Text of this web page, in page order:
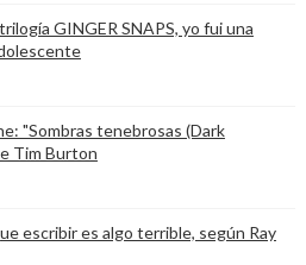
GINGER SNAPS, yo fui una
"Sombras tenebrosas (Dark
Tim Burton
escribir es algo terrible, según Ray